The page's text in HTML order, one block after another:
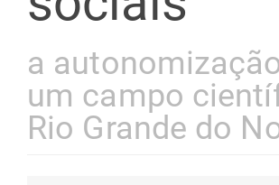
a
um campo
Rio Grande do